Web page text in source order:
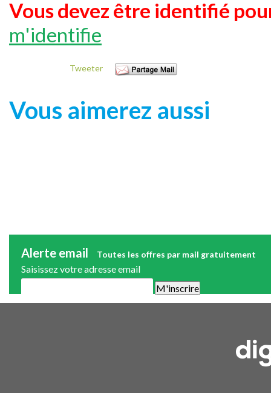
Vous devez être identifié
m'identifie
Tweeter
Vous aimerez aussi
Alerte email Toutes les offres par mail gratuitement
Saisissez votre adresse email